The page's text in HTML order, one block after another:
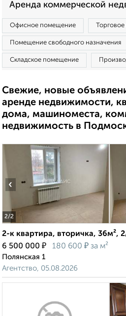
Аренда коммерческой
Офисное помещение
Помещение свободного назначения
Складское помещение
Свежие, новые
аренде недвижимости,
дома, машиноместа,
недвижимость в
2/2
‹
2-к квартира, вторичка, 36м²,
6 500 000 ₽ 180 600 ₽ за м²
Полянская 1
Агентство, 05.08.2026